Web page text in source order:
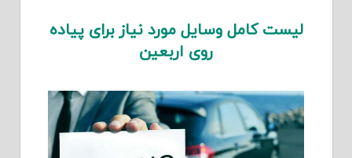
لیست کامل وسایل مورد نیاز برای پیاده
روی اربعین